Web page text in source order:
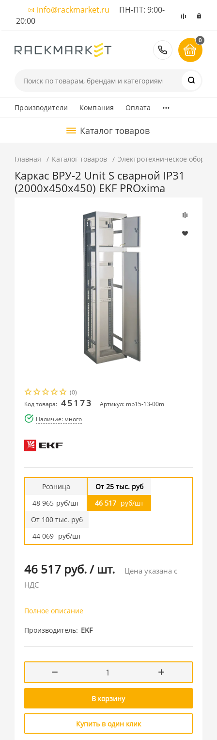
info@rackmarket.ru ПН-ПТ: 9:00-
20:00
8 (495)
0
Производители Компания Оплата ...
Каталог товаров
Главная Каталог товаров Электротехническое
Каркас ВРУ-2 Unit S сварной IP31
(2000х450х450) EKF PROxima
(0)
Код товара: 45173
Артикул: mb15-13-00m
Наличие: много
Розница
48 965 руб/шт
От 25 тыс. руб
46 517 руб/шт
От 100 тыс. руб
44 069 руб/шт
46 517 руб./ шт.
Цена указана с
НДС
Полное описание
Производитель EKF
В корзину
Купить в один клик